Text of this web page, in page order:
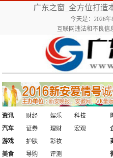
广东之窗_全方位打造
今天是：2026
互联网违法和不良信
资讯 财经 娱乐
科技
汽车
证券 理财 宏观
游戏
护肤
彩妆
美食
导购 评测